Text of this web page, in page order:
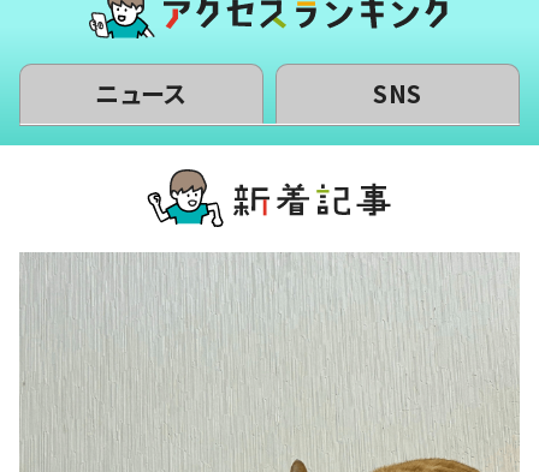
ニュース SNS